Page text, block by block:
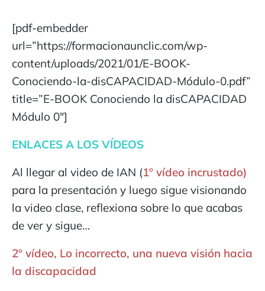
[pdf-embedder
url=”https://formacionaunclic.com/wp-
content/uploads/2021/01/E-BOOK-
Conociendo-la-disCAPACIDAD-Módulo-0.pdf”
title=”E-BOOK Conociendo la disCAPACIDAD
Módulo 0″]
ENLACES A LOS VÍDEOS
Al llegar al video de IAN (1º vídeo incrustado)
para la presentación y luego sigue visionando
la video clase, reflexiona sobre lo que acabas
de ver y sigue…
2º vídeo, Lo incorrecto, una nueva visión hacia
la discapacidad